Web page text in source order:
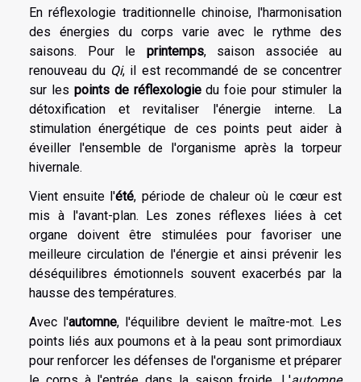
En réflexologie traditionnelle chinoise, l'harmonisation
des énergies du corps varie avec le rythme des
saisons. Pour le printemps, saison associée au
renouveau du Qi, il est recommandé de se concentrer
sur les points de réflexologiedu foie pour stimuler la
détoxification et revitaliser l'énergie interne. La
stimulation énergétique de ces points peut aider à
éveiller l'ensemble de l'organisme après la torpeur
hivernale.
Vient ensuite l'été, période de chaleur où le cœur est
mis à l'avant-plan. Les zones réflexes liées à cet
organe doivent être stimulées pour favoriser une
meilleure circulation de l'énergie et ainsi prévenir les
déséquilibres émotionnels souvent exacerbés par la
hausse des températures.
Avec l'automne, l'équilibre devient le maître-mot. Les
points liés aux poumons et à la peau sont primordiaux
pour renforcer les défenses de l'organisme et préparer